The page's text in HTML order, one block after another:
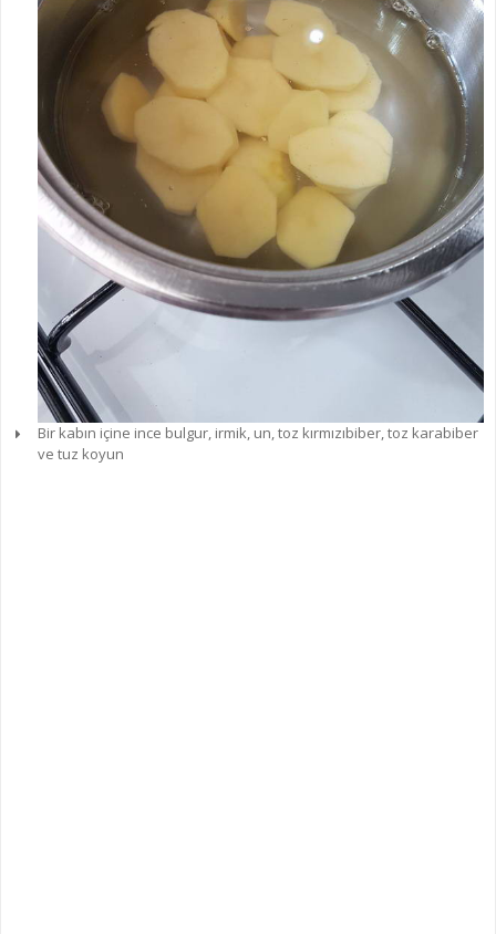
Bir kabın içine ince bulgur, irmik, un, toz kırmızıbiber, toz karabiber
ve tuz koyun